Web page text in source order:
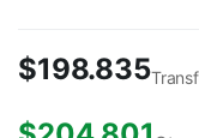
$198.835